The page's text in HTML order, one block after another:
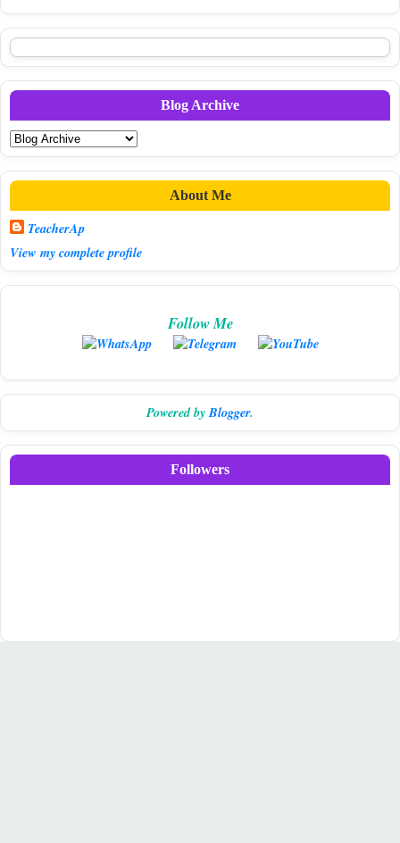
Blog Archive
About Me
TeacherAp
View my complete profile
Follow Me
Powered byBlogger.
Followers